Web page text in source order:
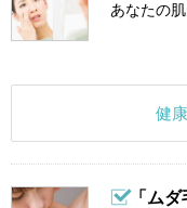
あなたの
健
「ムダ